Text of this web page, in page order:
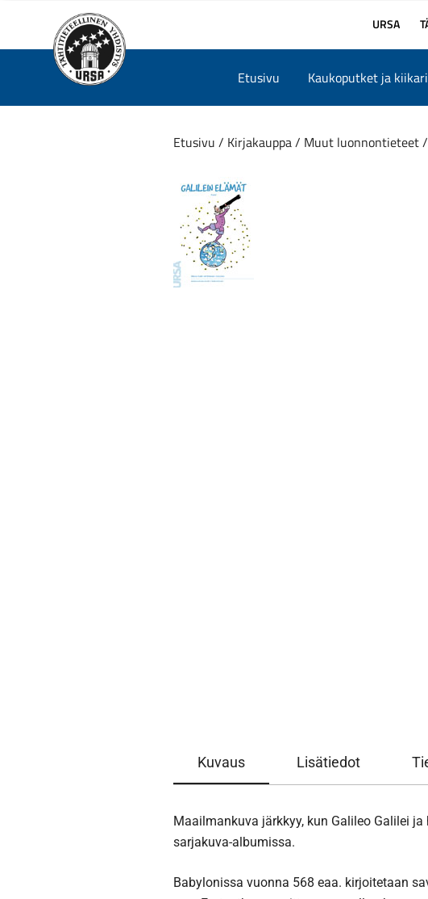
URSA
Etusivu Kaukoputket ja
Etusivu / Kirjakauppa/ Muut luonnontieteet
Kuvaus Lisätiedot
Maailmankuva järkkyy, kun Galileo Galilei
sarjakuva-albumissa.
Babylonissa vuonna 568 eaa. kirjoitetaan